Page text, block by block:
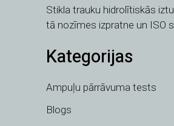
Stikla trauku hidrolītiskās
tā nozīmes izpratne un ISO
Kategorijas
Ampuļu pārrāvuma tests
Blogs